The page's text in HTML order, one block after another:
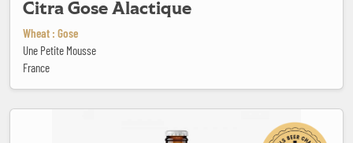
Citra Gose Alactique
Wheat : Gose
Une Petite Mousse
France